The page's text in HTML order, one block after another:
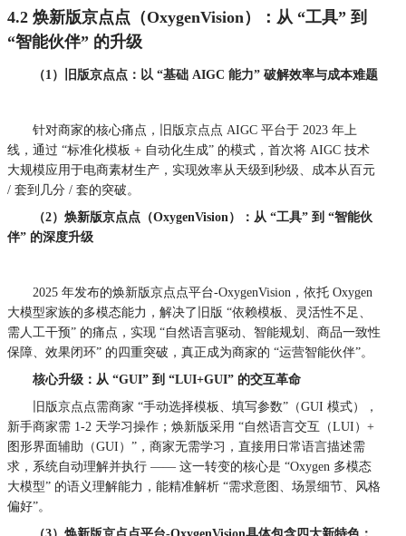
4.2 焕新版京点点（OxygenVision）：从 “工具” 到
“智能伙伴” 的升级
（1）旧版京点点：以 “基础 AIGC 能力” 破解效率与成本难题
针对商家的核心痛点，旧版京点点 AIGC 平台于 2023 年上
线，通过 “标准化模板 + 自动化生成” 的模式，首次将 AIGC 技术
大规模应用于电商素材生产，实现效率从天级到秒级、成本从百元
/ 套到几分 / 套的突破。
（2）焕新版京点点（OxygenVision）：从 “工具” 到 “智能伙
伴” 的深度升级
2025 年发布的焕新版京点点平台-OxygenVision，依托 Oxygen
大模型家族的多模态能力，解决了旧版 “依赖模板、灵活性不足、
需人工干预” 的痛点，实现 “自然语言驱动、智能规划、商品一致性
保障、效果闭环” 的四重突破，真正成为商家的 “运营智能伙伴”。
核心升级：从 “GUI” 到 “LUI+GUI” 的交互革命
旧版京点点需商家 “手动选择模板、填写参数”（GUI 模式），
新手商家需 1-2 天学习操作；焕新版采用 “自然语言交互（LUI）+
图形界面辅助（GUI）”，商家无需学习，直接用日常语言描述需
求，系统自动理解并执行 —— 这一转变的核心是 “Oxygen 多模态
大模型” 的语义理解能力，能精准解析 “需求意图、场景细节、风格
偏好”。